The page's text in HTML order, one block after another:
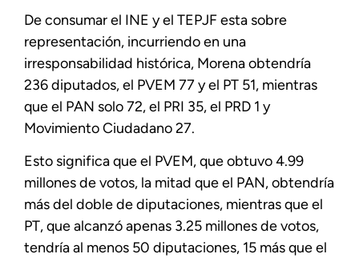
De consumar el INE y el TEPJF esta sobre
representación, incurriendo en una
irresponsabilidad histórica, Morena obtendría
236 diputados, el PVEM 77 y el PT 51, mientras
que el PAN solo 72, el PRI 35, el PRD 1 y
Movimiento Ciudadano 27.
Esto significa que el PVEM, que obtuvo 4.99
millones de votos, la mitad que el PAN, obtendría
más del doble de diputaciones, mientras que el
PT, que alcanzó apenas 3.25 millones de votos,
tendría al menos 50 diputaciones, 15 más que el